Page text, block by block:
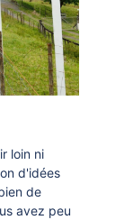
loin ni
d'idées
de
avez peu